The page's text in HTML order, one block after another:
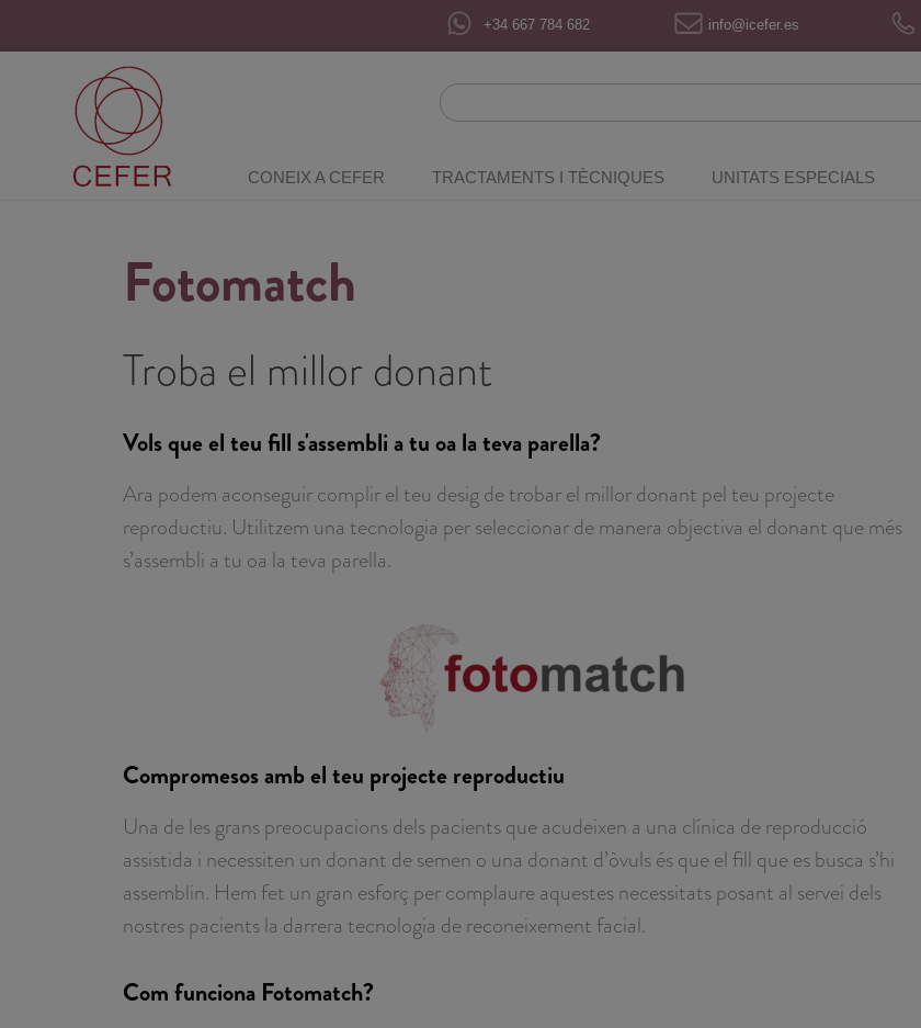
+34 667 784 682 info@icefer.es
CONEIX A CEFER TRACTAMENTS I TÈCNIQUES UNITATS ESPECIALS
Fotomatch
Troba el millor donant
Vols que el teu fill s'assembli a tu oa la teva parella?
Ara podem aconseguir complir el teu desig de trobar el millor donant pel teu projecte
reproductiu. Utilitzem una tecnologia per seleccionar de manera objectiva el donant que més
s’assembli a tu oa la teva parella.
Compromesos amb el teu projecte reproductiu
Una de les grans preocupacions dels pacients que acudeixen a una clínica de reproducció
assistida i necessiten un donant de semen o una donant d’òvuls és que el fill que es busca s’hi
assemblin. Hem fet un gran esforç per complaure aquestes necessitats posant al servei dels
nostres pacients la darrera tecnologia de reconeixement facial.
Com funciona Fotomatch?